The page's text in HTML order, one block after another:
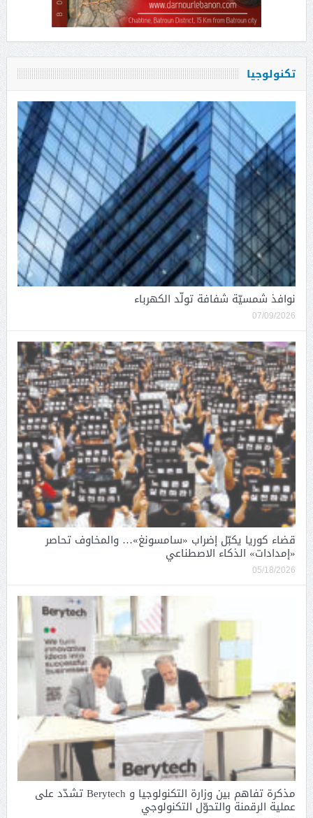
تكنولوجيا
نوافذ شمسيّة شفافة تولّد الكهرباء
07/09/2026
قضاء كوريا يكبّل إضراب «سامسونغ»… والمخاوف تحاصر
«إمدادات» الذكاء الاصطناعي
05/18/2026
مذكرة تفاهم بين وزارة التكنولوجيا و Berytech تشدّد على
عملية الرقمنة والتحوّل التكنولوجي